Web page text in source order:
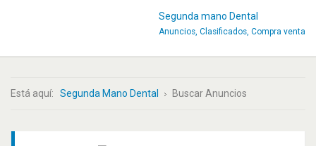
Segunda mano Dental
Anuncios, Clasificados, Compra venta
Está aquí: Segunda Mano Dental Buscar Anuncios